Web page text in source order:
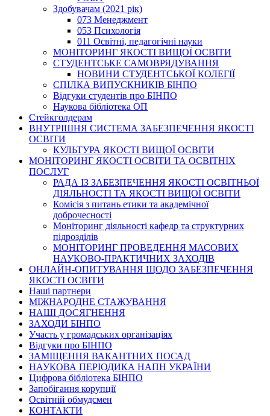
Здобувачам (2021 рік)
073 Менеджмент
053 Психологія
011 Освітні, педагогічні науки
МОНІТОРИНГ ЯКОСТІ ВИЩОЇ ОСВІТИ
СТУДЕНТСЬКЕ САМОВРЯДУВАННЯ
НОВИНИ СТУДЕНТСЬКОЇ КОЛЕГІЇ
СПІЛКА ВИПУСКНИКІВ БІНПО
Відгуки студентів про БІНПО
Наукова бібліотека ОП
Стейкголдерам
ВНУТРІШНЯ СИСТЕМА ЗАБЕЗПЕЧЕННЯ ЯКОСТІ
ОСВІТИ
КУЛЬТУРА ЯКОСТІ ВИЩОЇ ОСВІТИ
МОНІТОРИНГ ЯКОСТІ ОСВІТИ ТА ОСВІТНІХ
ПОСЛУГ
РАДА ІЗ ЗАБЕЗПЕЧЕННЯ ЯКОСТІ ОСВІТНЬОЇ
ДІЯЛЬНОСТІ ТА ЯКОСТІ ВИЩОЇ ОСВІТИ
Комісія з питань етики та академічної
доброчесності
Моніторинг діяльності кафедр та структурних
підрозділів
МОНІТОРИНГ ПРОВЕДЕННЯ МАСОВИХ
НАУКОВО-ПРАКТИЧНИХ ЗАХОДІВ
ОНЛАЙН-ОПИТУВАННЯ ЩОДО ЗАБЕЗПЕЧЕННЯ
ЯКОСТІ ОСВІТИ
Наші партнери
МІЖНАРОДНЕ СТАЖУВАННЯ
НАШІ ДОСЯГНЕННЯ
ЗАХОДИ БІНПО
Участь у громадських організаціях
Відгуки про БІНПО
ЗАМІЩЕННЯ ВАКАНТНИХ ПОСАД
НАУКОВА ПЕРІОДИКА НАПН УКРАЇНИ
Цифрова бібліотека БІНПО
Запобігання корупції
Освітній обмудсмен
КОНТАКТИ